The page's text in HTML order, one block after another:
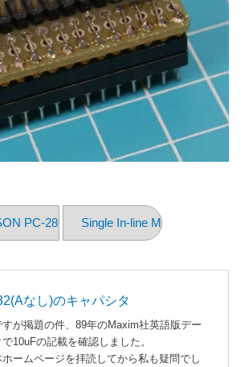
PC-286NOTE FSingle In-line Memory Module
なし)のキャパシタ
が掲題の件、89年のMaxim社英語版デー
10uFの記載を確認しました。
ホームページを拝読してから私も疑問でし